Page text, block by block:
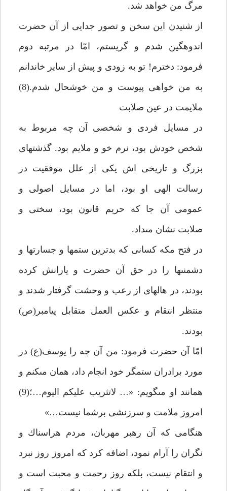
مرگ من خواهد شد.
از شنيدن اين سخن و تصور جدايى از آن حضرت
اندوهگين شدم و گريستم، امّا در مرتبه دوم
فرمود: دخترم! تو به زودى و پيش از ساير خاندانم
به من خواهى پيوست و من خوشحال شدم.(8)
ملايمت در عين صلابت‏
در مسايل فردى و شخصى آن چه مربوط به
شخص خودش بود، نرم خو و ملايم بود. گذشت‏هاى
بزرگ و تاريخى اش يكى از علل موفقيت در
رسالت الهى او بود، اما در مسايل اصولى و
عمومى آن جا كه حريم قانون بود، سختى و
صلابت نشان مى‏داد.
در فتح مكه كسانى كه بدترين ستم‏ها و جسارت‏ها و
دشمنى‏ها را در حق آن حضرت و يارانش كرده
بودند، در هاله‏اى از رعب و وحشت گرفتار شدند و
منتظر انتقام و عكس العمل متقابل پيامبر(ص)
بودند.
امّا آن حضرت فرمود: من آن چه را يوسف(ع) در
مورد برادران ستمگر خود انجام داد، همان مى‏كنم و
همانند او مى‏گويم: «… لاتثريب عليكم اليوم…؛(9)
امروز ملامت و سرزنشى برشما نيست…»
هنگامى كه آن رهبر مهربان، مردم هراسناك و
نگران را آرام نمود، اضافه كرد كه امروز روز نبرد
و انتقام نيست، بلكه روز رحمت و محبت است و